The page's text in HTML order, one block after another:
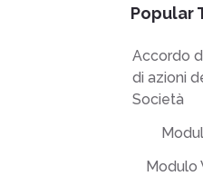
Popular
Accordo
di azioni
Società
Modulo